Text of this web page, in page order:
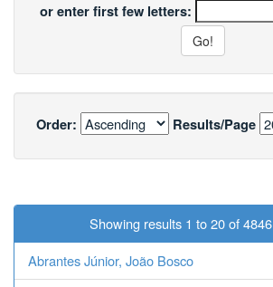
or enter first few letters:
Order: Results/Page
Showing results 1 to 20 of 4846
Abrantes Júnior, João Bosco